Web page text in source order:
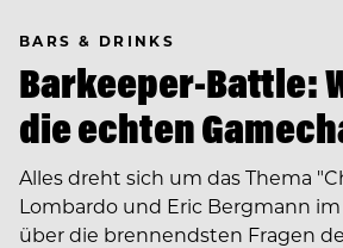
BARS & DRINKS
Barkeeper-Battle:
die echten
Alles dreht sich um das Thema
Lombardo und Eric Bergmann
über die brennendsten Fragen